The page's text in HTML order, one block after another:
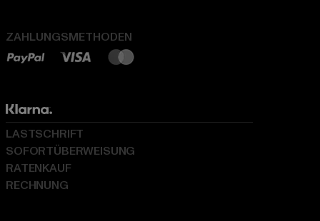
ZAHLUNGSMETHODEN
LASTSCHRIFT
SOFORTÜBERWEISUNG
RATENKAUF
RECHNUNG